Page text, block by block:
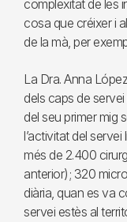
complexitat de les
cosa que créixer i
de la mà, per
La Dra. Anna
dels caps de
del seu primer mig
l’activitat del servei
més de 2.400
anterior); 320
diària, quan es va
servei estès al